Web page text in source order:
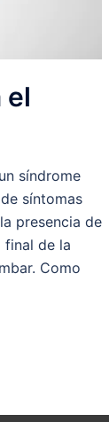
el
síndrome
síntomas
presencia de
de la
Como